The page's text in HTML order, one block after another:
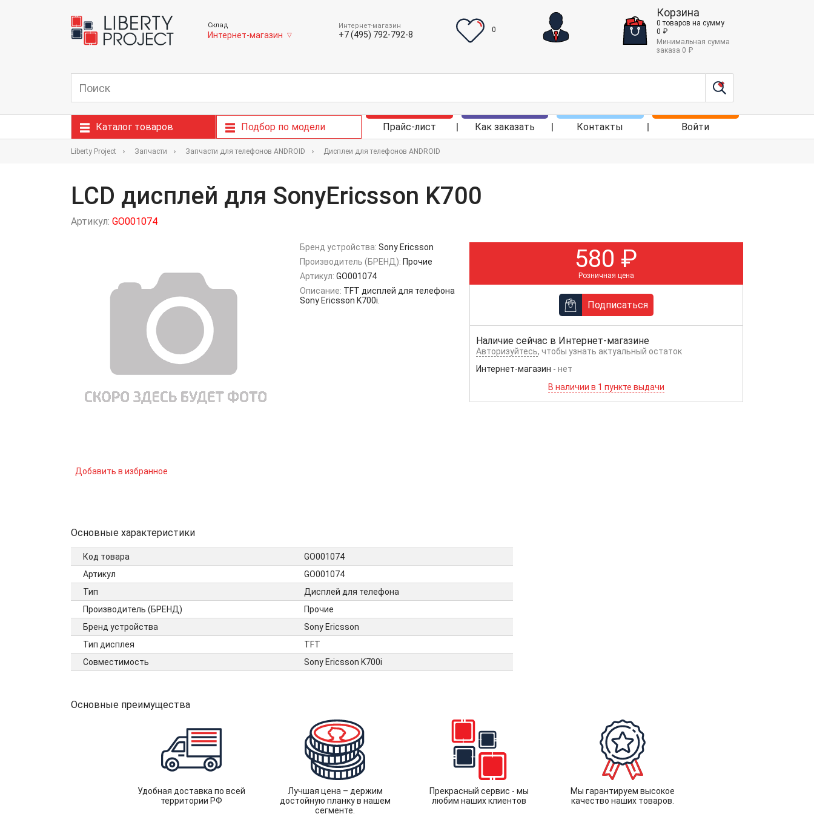
Склад
Интернет-магазин ▽
Интернет-магазин
+7 (495) 792-792-8
0
Корзина
0 товаров на сумму
0 ₽
Минимальная сумма
заказа 0 ₽
Каталог товаров Подбор по модели Прайс-лист Как заказать Контакты Войти
Liberty Project Запчасти Запчасти для телефонов ANDROID Дисплеи для телефонов ANDROID
LCD дисплей для SonyEricsson K700
Артикул: GO001074
Добавить в избранное
Бренд устройства: Sony Ericsson
Производитель (БРЕНД): Прочие
Артикул: GO001074
Описание: TFT дисплей для телефона
Sony Ericsson K700i.
580 ₽
Розничная цена
Подписаться
Наличие сейчас в Интернет-магазине
Авторизуйтесь, чтобы узнать актуальный остаток
Интернет-магазин - нет
В наличии в 1 пункте выдачи
Основные характеристики
Код товара
GO001074
Артикул
GO001074
Тип
Дисплей для телефона
Производитель (БРЕНД)
Прочие
Бренд устройства
Sony Ericsson
Тип дисплея
TFT
Совместимость
Sony Ericsson K700i
Основные преимущества
Удобная доставка по всей
территории РФ
Лучшая цена – держим
достойную планку в нашем
сегменте.
Прекрасный сервис - мы
любим наших клиентов
Мы гарантируем высокое
качество наших товаров.